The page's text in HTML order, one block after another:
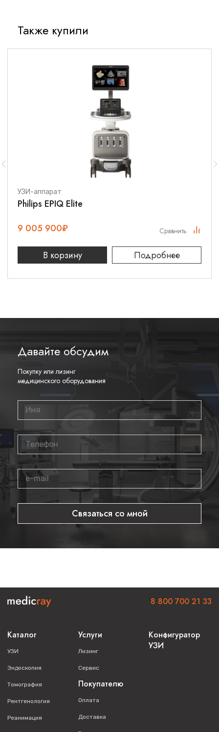
Также купили
УЗИ-аппарат
Philips EPIQ Elite
9 005 900₽
В корзину Подробнее
Сравнить
Давайте обсудим
Покупку или лизинг
медицинского оборудования
Связаться со мной
Каталог
УЗИ
Эндоскопия
Томография
Рентгенология
Реанимация
Услуги
Лизинг
Сервис
Покупателю
Оплата
Доставка
Конфигуратор
УЗИ
8 800 700 21 33